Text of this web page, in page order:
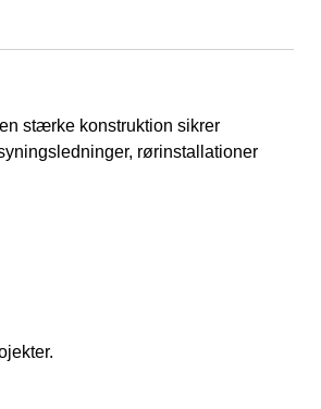
stærke konstruktion sikrer
rørinstallationer